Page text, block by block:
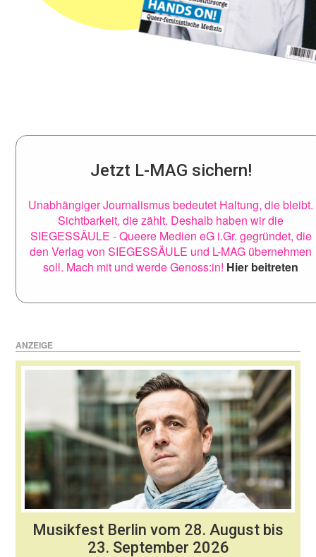
Jetzt L-MAG sichern!
Unabhängiger Journalismus bedeutet Haltung, die bleibt.
Sichtbarkeit, die zählt. Deshalb haben wir die
SIEGESSÄULE - Queere Medien eG i.Gr. gegründet, die
den Verlag von SIEGESSÄULE und L-MAG übernehmen
soll. Mach mit und werde Genoss:in! Hier beitreten
ANZEIGE
Musikfest Berlin vom 28. August bis
23. September 2026